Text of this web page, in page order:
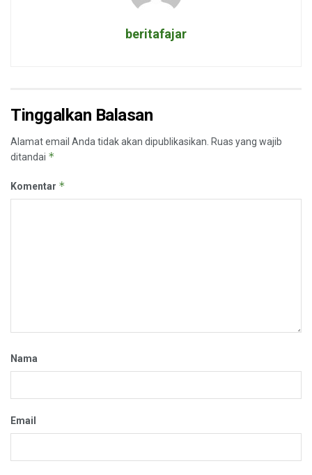
beritafajar
Tinggalkan Balasan
Alamat email Anda tidak akan dipublikasikan. Ruas yang wajib
ditandai *
Komentar *
Nama
Email